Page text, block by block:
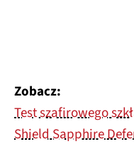
Zobacz:
Test szafirowego
Shield Sapphire